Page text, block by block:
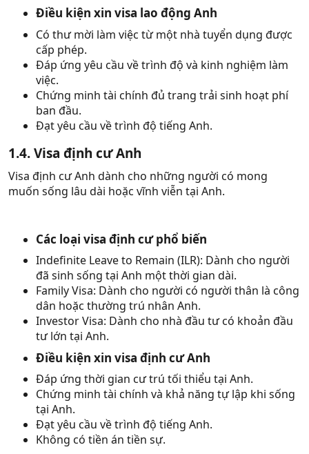
Điều kiện xin visa lao động Anh
Có thư mời làm việc từ một nhà tuyển dụng được
cấp phép.
Đáp ứng yêu cầu về trình độ và kinh nghiệm làm
việc.
Chứng minh tài chính đủ trang trải sinh hoạt phí
ban đầu.
Đạt yêu cầu về trình độ tiếng Anh.
1.4. Visa định cư Anh
Visa định cư Anh dành cho những người có mong
muốn sống lâu dài hoặc vĩnh viễn tại Anh.
Các loại visa định cư phổ biến
Indefinite Leave to Remain (ILR): Dành cho người
đã sinh sống tại Anh một thời gian dài.
Family Visa: Dành cho người có người thân là công
dân hoặc thường trú nhân Anh.
Investor Visa: Dành cho nhà đầu tư có khoản đầu
tư lớn tại Anh.
Điều kiện xin visa định cư Anh
Đáp ứng thời gian cư trú tối thiểu tại Anh.
Chứng minh tài chính và khả năng tự lập khi sống
tại Anh.
Đạt yêu cầu về trình độ tiếng Anh.
Không có tiền án tiền sự.